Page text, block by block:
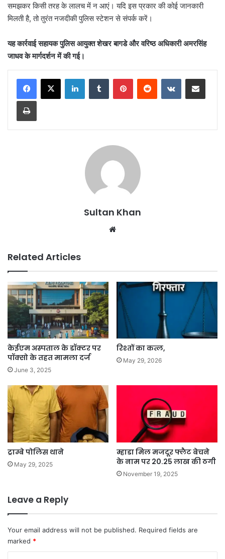
समझकर किसी तरह के लालच में न आएं। यदि इस प्रकार की कोई जानकारी
मिलती है, तो तुरंत नजदीकी पुलिस स्टेशन से संपर्क करें।
यह कार्रवाई सहायक पुलिस आयुक्त शेखर बागडे और वरिष्ठ अधिकारी अमरसिंह
जाधव के मार्गदर्शन में की गई।
Sultan Khan
Related Articles
केईएम अस्पताल के डॉक्टर पर
पॉक्सो के तहत मामला दर्ज
June 3, 2025
रिश्तों का कत्ल,
May 29, 2026
ट्राम्बे पोलिस थाने
May 29, 2025
म्हाडा मिल मजदूर फ्लैट बेचने
के नाम पर 20.25 लाख की ठगी
November 19, 2025
Leave a Reply
Your email address will not be published. Required fields are
marked *